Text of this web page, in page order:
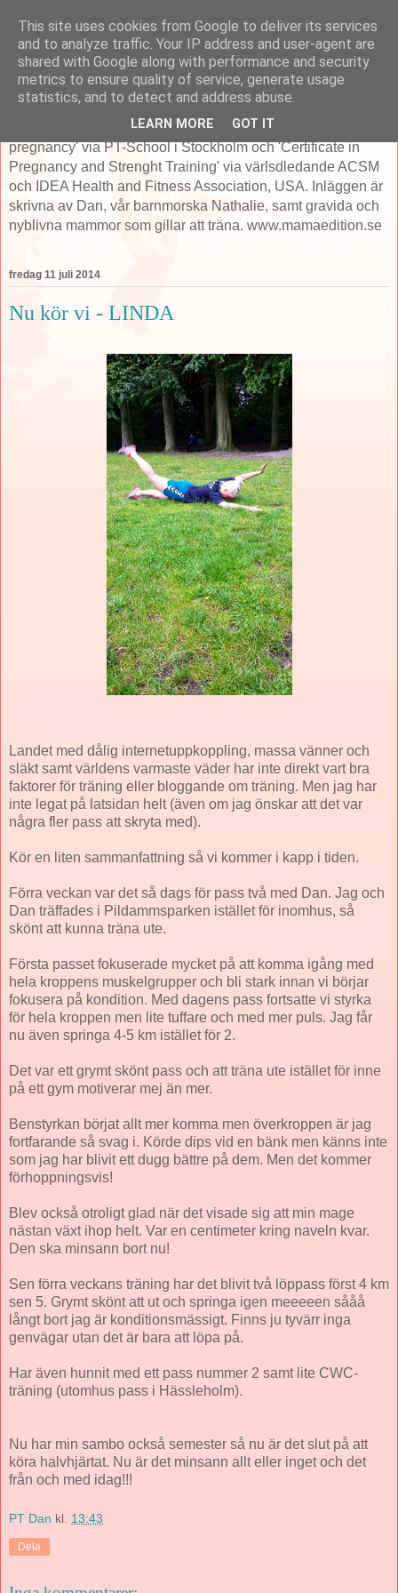
MamaEdition.se
Mama Edition är fokuserade på träning och hälsa i samband
med graviditet och erbjuder flertalet tjänster därefter. Dan
som startade ME har 'Specialist Diploma in training pre/post
pregnancy' via PT-School i Stockholm och 'Certificate in
Pregnancy and Strenght Training' via värlsdledande ACSM
och IDEA Health and Fitness Association, USA. Inläggen är
skrivna av Dan, vår barnmorska Nathalie, samt gravida och
nyblivna mammor som gillar att träna. www.mamaedition.se
fredag 11 juli 2014
Nu kör vi - LINDA
Landet med dålig internetuppkoppling, massa vänner och
släkt samt världens varmaste väder har inte direkt vart bra
faktorer för träning eller bloggande om träning. Men jag har
inte legat på latsidan helt (även om jag önskar att det var
några fler pass att skryta med).
Kör en liten sammanfattning så vi kommer i kapp i tiden.
Förra veckan var det så dags för pass två med Dan. Jag och
Dan träffades i Pildammsparken istället för inomhus, så
skönt att kunna träna ute.
Första passet fokuserade mycket på att komma igång med
hela kroppens muskelgrupper och bli stark innan vi börjar
fokusera på kondition. Med dagens pass fortsatte vi styrka
för hela kroppen men lite tuffare och med mer puls. Jag får
nu även springa 4-5 km istället för 2.
Det var ett grymt skönt pass och att träna ute istället för inne
på ett gym motiverar mej än mer.
Benstyrkan börjat allt mer komma men överkroppen är jag
fortfarande så svag i. Körde dips vid en bänk men känns inte
som jag har blivit ett dugg bättre på dem. Men det kommer
förhoppningsvis!
Blev också otroligt glad när det visade sig att min mage
nästan växt ihop helt. Var en centimeter kring naveln kvar.
Den ska minsann bort nu!
Sen förra veckans träning har det blivit två löppass först 4 km
sen 5. Grymt skönt att ut och springa igen meeeeen sååå
långt bort jag är konditionsmässigt. Finns ju tyvärr inga
genvägar utan det är bara att löpa på.
Har även hunnit med ett pass nummer 2 samt lite CWC-
träning (utomhus pass i Hässleholm).
Nu har min sambo också semester så nu är det slut på att
köra halvhjärtat. Nu är det minsann allt eller inget och det
från och med idag!!!
PT Dan kl. 13:43
Dela
This site uses cookies from Google to deliver its services
and to analyze traffic. Your IP address and user-agent are
shared with Google along with performance and security
metrics to ensure quality of service, generate usage
statistics, and to detect and address abuse.
LEARN MORE GOT IT